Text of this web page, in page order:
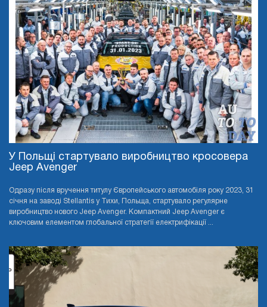
У Польщі стартувало виробництво кросовера
Jeep Avenger
Одразу після вручення титулу Європейського автомобіля року 2023, 31
січня на заводі Stellantis у Тихи, Польща, стартувало регулярне
виробництво нового Jeep Avenger. Компактний Jeep Avenger є
ключовим елементом глобальної стратегії електрифікації ...